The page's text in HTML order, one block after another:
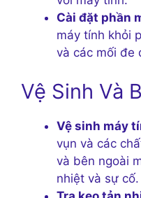
Cài đặt phần
máy tính khỏi
và các mối đe
Vệ Sinh Và
Vệ sinh máy
vụn và các
và bên ngoài
nhiệt và sự cố.